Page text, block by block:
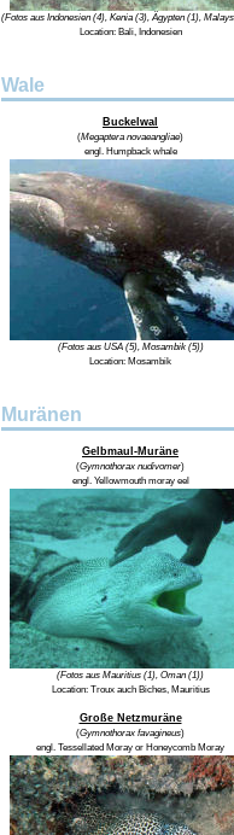
(Fotos aus Indonesien (4), Kenia (3), Ägypten (1),
Location: Bali, Indonesien
Wale
Buckelwal
(Megaptera novaeangliae)
engl. Humpback whale
(Fotos aus USA (5), Mosambik (5))
Location: Mosambik
Muränen
Gelbmaul-Muräne
(Gymnothorax nudivomer)
engl. Yellowmouth moray eel
(Fotos aus Mauritius (1), Oman (1))
Location: Troux auch Biches, Mauritius
Große Netzmuräne
(Gymnothorax favagineus)
engl. Tessellated Moray or Honeycomb Moray